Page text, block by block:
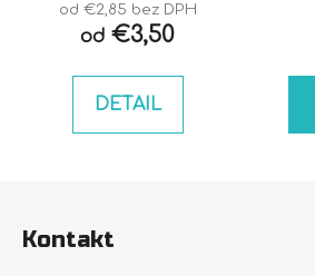
od €2,85 bez DPH
od €3,50
DETAIL
Kontakt